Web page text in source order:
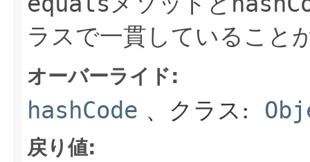
ラスで一貫していること
オーバーライド:
hashCode 、クラス:
戻り値: